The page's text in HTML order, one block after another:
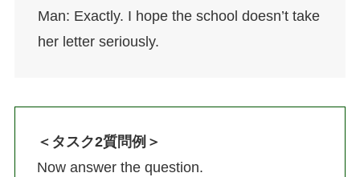
Man: Exactly. I hope the school doesn’t take
her letter seriously.
＜タスク2質問例＞
Now answer the question.